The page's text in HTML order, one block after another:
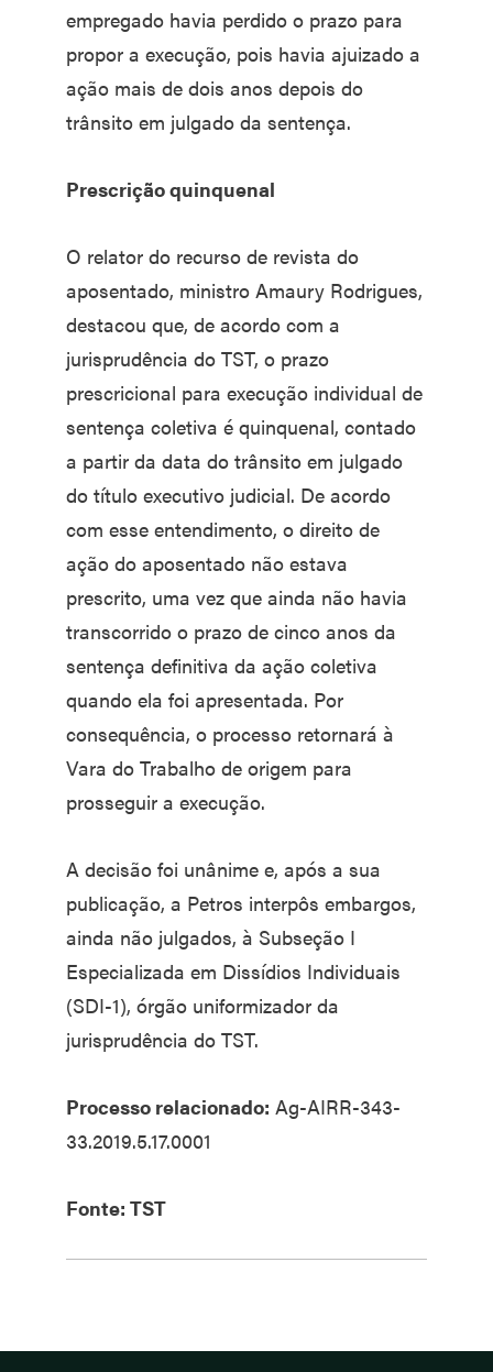
empregado havia perdido o prazo para
propor a execução, pois havia ajuizado a
ação mais de dois anos depois do
trânsito em julgado da sentença.
Prescrição quinquenal
O relator do recurso de revista do
aposentado, ministro Amaury Rodrigues,
destacou que, de acordo com a
jurisprudência do TST, o prazo
prescricional para execução individual de
sentença coletiva é quinquenal, contado
a partir da data do trânsito em julgado
do título executivo judicial. De acordo
com esse entendimento, o direito de
ação do aposentado não estava
prescrito, uma vez que ainda não havia
transcorrido o prazo de cinco anos da
sentença definitiva da ação coletiva
quando ela foi apresentada. Por
consequência, o processo retornará à
Vara do Trabalho de origem para
prosseguir a execução.
A decisão foi unânime e, após a sua
publicação, a Petros interpôs embargos,
ainda não julgados, à Subseção I
Especializada em Dissídios Individuais
(SDI-1), órgão uniformizador da
jurisprudência do TST.
Processo relacionado: Ag-AIRR-343-
33.2019.5.17.0001
Fonte: TST